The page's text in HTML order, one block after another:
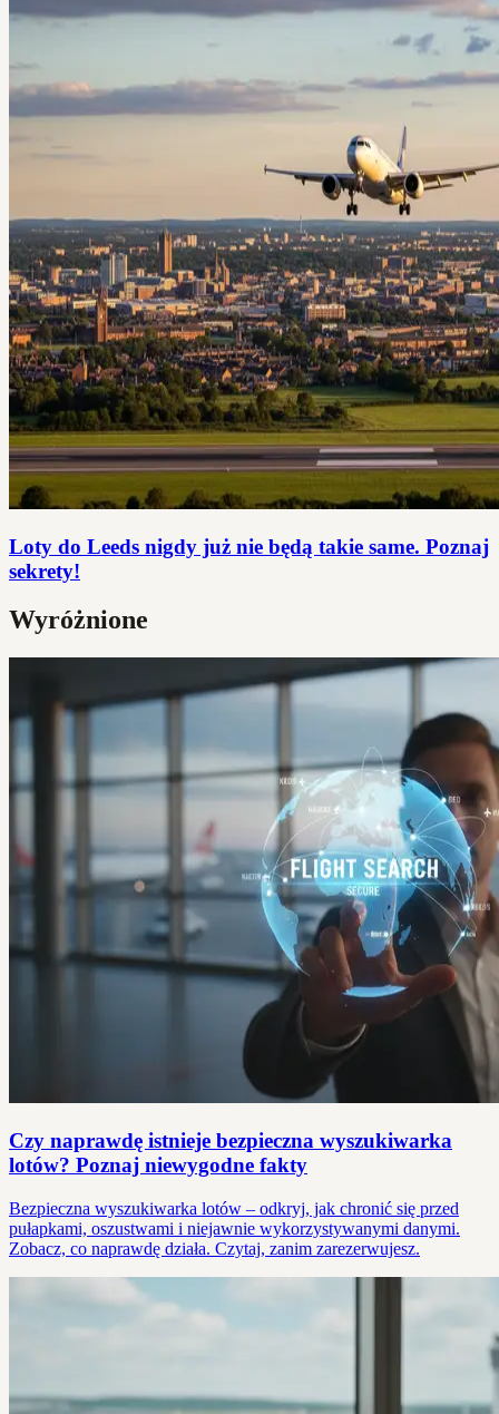
Loty do Leeds nigdy już nie będą takie same. Poznaj
sekrety!
Wyróżnione
Czy naprawdę istnieje bezpieczna wyszukiwarka
lotów? Poznaj niewygodne fakty
Bezpieczna wyszukiwarka lotów – odkryj, jak chronić się przed
pułapkami, oszustwami i niejawnie wykorzystywanymi danymi.
Zobacz, co naprawdę działa. Czytaj, zanim zarezerwujesz.